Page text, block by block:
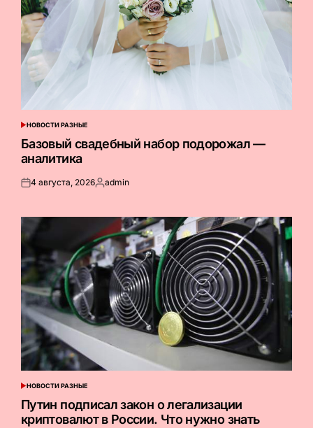
ОПУБЛИКОВАНО
В
НОВОСТИ РАЗНЫЕ
Базовый свадебный набор подорожал —
аналитика
Опубликовано
4 августа, 2026Запись
admin
ОПУБЛИКОВАНО
В
НОВОСТИ РАЗНЫЕ
Путин подписал закон о легализации
криптовалют в России. Что нужно знать